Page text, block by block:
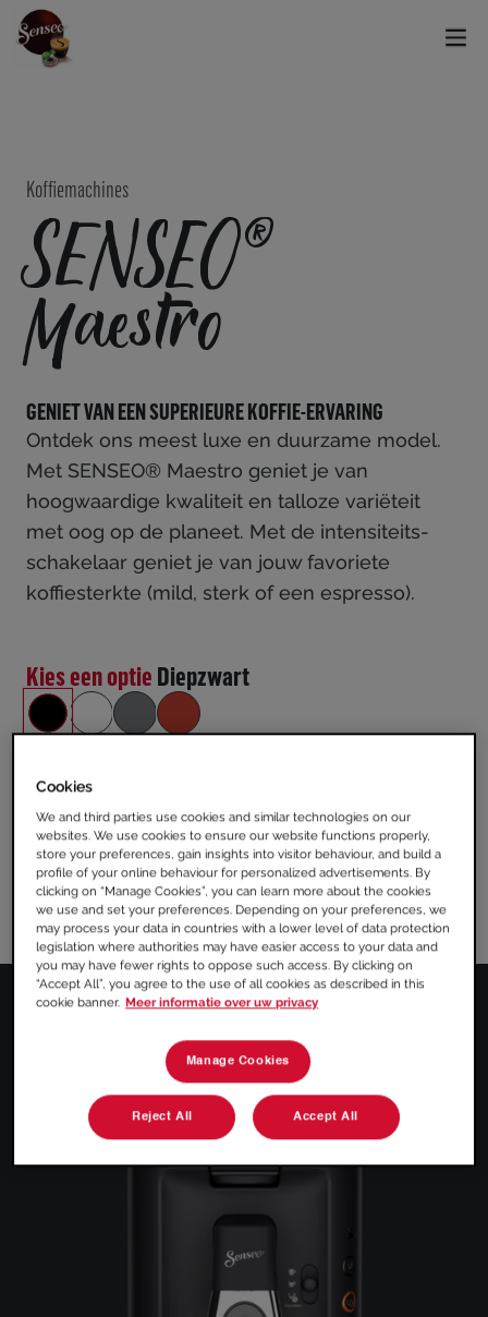
Koffiemachines
SENSEO®
Maestro
GENIET VAN EEN SUPERIEURE KOFFIE-ERVARING
Ontdek ons meest luxe en duurzame model.
Met SENSEO® Maestro geniet je van
hoogwaardige kwaliteit en talloze variëteit
met oog op de planeet. Met de intensiteits-
schakelaar geniet je van jouw favoriete
koffiesterkte (mild, sterk of een espresso).
Kies een optie Diepzwart
MEER PRODUCT DETAILS
Technische specificaties
Cookies
We and third parties use cookies and similar technologies on our
websites. We use cookies to ensure our website functions properly,
store your preferences, gain insights into visitor behaviour, and build a
profile of your online behaviour for personalized advertisements. By
clicking on “Manage Cookies”, you can learn more about the cookies
we use and set your preferences. Depending on your preferences, we
may process your data in countries with a lower level of data protection
legislation where authorities may have easier access to your data and
you may have fewer rights to oppose such access. By clicking on
“Accept All”, you agree to the use of all cookies as described in this
cookie banner. Meer informatie over uw privacy
Manage Cookies
Reject All Accept All